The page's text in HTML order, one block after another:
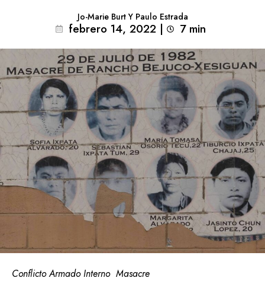
Jo-Marie Burt Y Paulo Estrada
febrero 14, 2022 | 7 min
Conflicto Armado Interno Masacre